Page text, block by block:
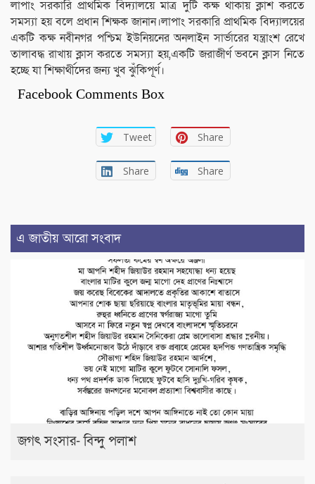
লাপাং সরকারি প্রাথমিক বিদ্যালয়ে মাত্র দুটি কক্ষ থাকায় ক্লাশ করতে
সমস্যা হয় বলে প্রধান শিক্ষক জানান।লাপাং সরকারি প্রাথমিক বিদ্যালয়ের
একটি কক্ষ নবীনগর পশ্চিম ইউনিয়নের অনলাইন সার্ভারের যন্ত্রাংশ রেখে
তালাবদ্ধ রাখায় ক্লাস করতে সমস্যা হয়,একটি জরাজীর্ণ ভবনে ক্লাস নিতে
হচ্ছে যা শিক্ষার্থীদের জন্য খুব ঝুঁকিপূর্ণ।
Facebook Comments Box
Tweet Share
Share Share
এ জাতীয় আরো সংবাদ
জগৎ সংসার- বিন্দু পলাশ